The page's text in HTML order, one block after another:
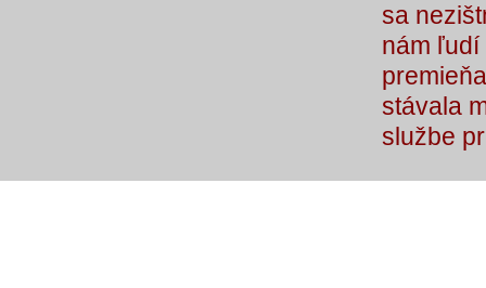
sa
nám
stávala
službe